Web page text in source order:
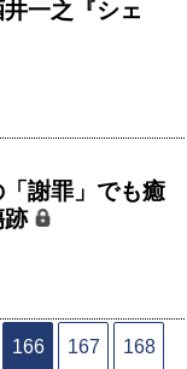
一之『シェ
謝罪」でも癒
跡
166 167 168